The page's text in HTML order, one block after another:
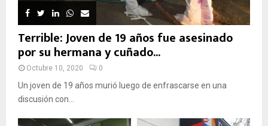
Terrible: Joven de 19 años fue asesinado
por su hermana y cuñado...
Octubre 10, 2020 0
Un joven de 19 años murió luego de enfrascarse en una
discusión con...